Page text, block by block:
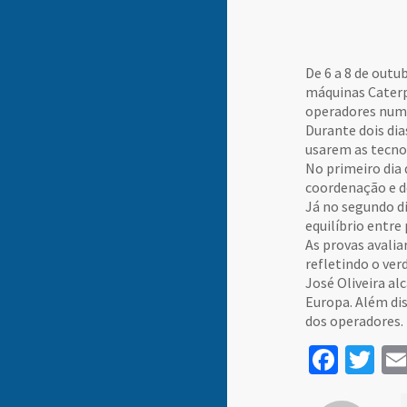
De 6 a 8 de
máquinas
operadores
Durante dois
usarem as
No primeiro dia
coordenação e
Já no segundo
equilíbrio entre
As provas
refletindo o
José Oliveira
Europa. Além
dos operadores.